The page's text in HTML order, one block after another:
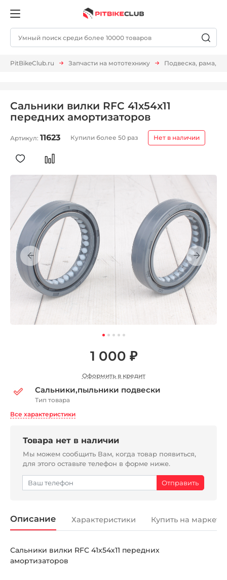
PitBikeClub.ru Запчасти на мототехнику Подвеска, рама,
Сальники вилки RFC 41х54х11
передних амортизаторов
Артикул: 11623 Купили более 50 раз Нет в наличии
1 000 ₽
Оформить в кредит
Сальники,пыльники подвески
Тип товара
Все характеристики
Товара нет в наличии
Мы можем сообщить Вам, когда товар появиться,
для этого оставьте телефон в форме ниже.
Описание Характеристики Купить на
Сальники вилки RFC 41х54х11 передних
амортизаторов